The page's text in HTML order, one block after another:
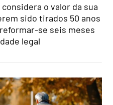
o valor da sua
sido tirados 50 anos
se seis meses
legal